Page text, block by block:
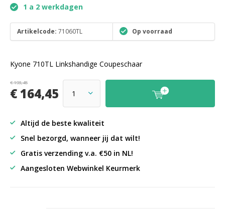
1 a 2 werkdagen
Artikelcode: 71060TL Op voorraad
Kyone 710TL Linkshandige Coupeschaar
€ 193,45
€ 164,45
Altijd de beste kwaliteit
Snel bezorgd, wanneer jij dat wilt!
Gratis verzending v.a. €50 in NL!
Aangesloten Webwinkel Keurmerk